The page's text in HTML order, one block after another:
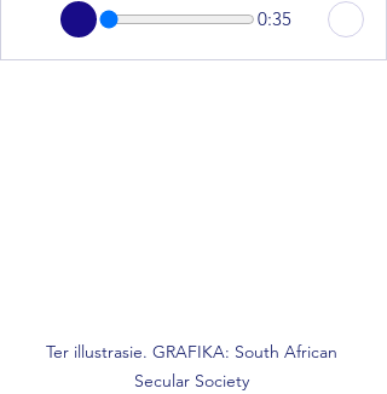
0:35
Ter illustrasie. GRAFIKA: South African
Secular Society